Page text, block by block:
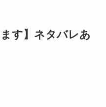
す】ネタバレあ